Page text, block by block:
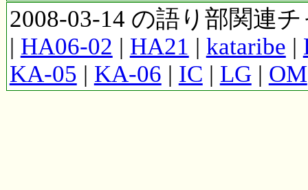
2008-03-14 の語り部関連
| HA06-02 | HA21 | kataribe |
KA-05 | KA-06 | IC | LG| OM